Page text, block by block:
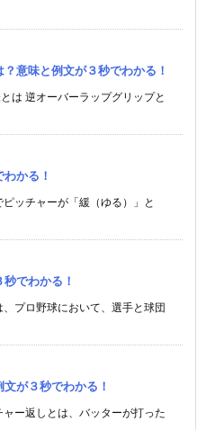
意味と例文が３秒でわかる！
は 逆オーバーラップグリップと
かる！
ピッチャーが「緩（ゆる）」と
でわかる！
、プロ野球において、選手と球団
が３秒でわかる！
ャー返しとは、バッターが打った